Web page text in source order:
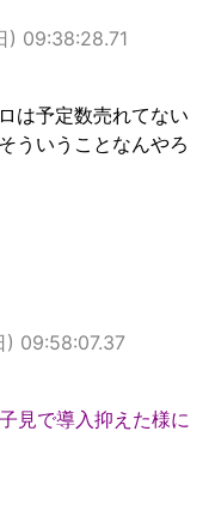
09:38:28.71
は予定数売れてない
ういうことなんやろ
09:58:07.37
見で導入抑えた様に